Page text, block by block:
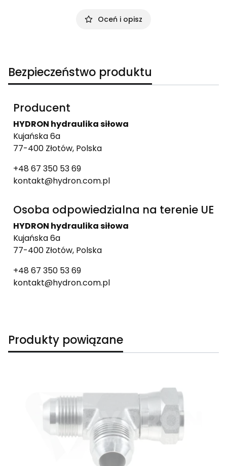
Oceń i opisz
Bezpieczeństwo produktu
Producent
HYDRON hydraulika siłowa
Kujańska 6a
77-400 Złotów, Polska
+48 67 350 53 69
kontakt@hydron.com.pl
Osoba odpowiedzialna na terenie UE
HYDRON hydraulika siłowa
Kujańska 6a
77-400 Złotów, Polska
+48 67 350 53 69
kontakt@hydron.com.pl
Produkty powiązane